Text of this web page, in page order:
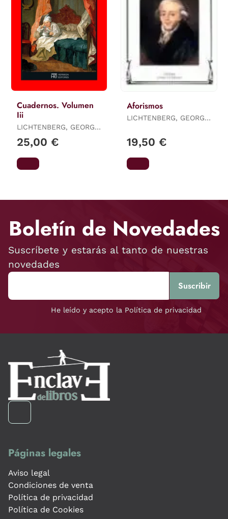
Cuadernos. Volumen
Iii
LICHTENBERG, GEORG
CHRISTOPH
25,00 €
Aforismos
LICHTENBERG, GEORG
19,50 €
Boletín de Novedades
Suscríbete y estarás al tanto de nuestras
novedades
He leído y acepto la Política de privacidad
Páginas legales
Aviso legal
Condiciones de venta
Política de privacidad
Política de Cookies